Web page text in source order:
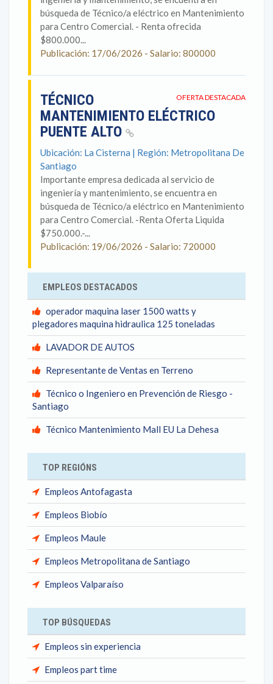
búsqueda de Técnico/a eléctrico en Mantenimiento
para Centro Comercial. - Renta ofrecida
$800.000...
Publicación: 17/06/2026 - Salario: 800000
OFERTA DESTACADA
TÉCNICO
MANTENIMIENTO ELÉCTRICO
PUENTE ALTO
Ubicación: La Cisterna | Región: Metropolitana De
Santiago
Importante empresa dedicada al servicio de
ingeniería y mantenimiento, se encuentra en
búsqueda de Técnico/a eléctrico en Mantenimiento
para Centro Comercial. -Renta Oferta Liquida
$750.000.-...
Publicación: 19/06/2026 - Salario: 720000
EMPLEOS DESTACADOS
operador maquina laser 1500 watts y
plegadores maquina hidraulica 125 toneladas
LAVADOR DE AUTOS
Representante de Ventas en Terreno
Técnico o Ingeniero en Prevención de Riesgo -
Santiago
Técnico Mantenimiento Mall EU La Dehesa
TOP REGIÓNS
Empleos Antofagasta
Empleos Biobío
Empleos Maule
Empleos Metropolitana de Santiago
Empleos Valparaíso
TOP BÚSQUEDAS
Empleos sin experiencia
Empleos part time